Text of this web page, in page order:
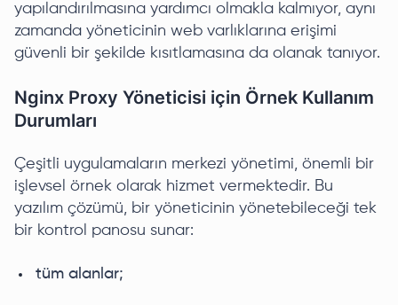
yapılandırılmasına yardımcı olmakla kalmıyor, aynı
zamanda yöneticinin web varlıklarına erişimi
güvenli bir şekilde kısıtlamasına da olanak tanıyor.
Nginx Proxy Yöneticisi için Örnek Kullanım
Durumları
Çeşitli uygulamaların merkezi yönetimi, önemli bir
işlevsel örnek olarak hizmet vermektedir. Bu
yazılım çözümü, bir yöneticinin yönetebileceği tek
bir kontrol panosu sunar:
tüm alanlar;